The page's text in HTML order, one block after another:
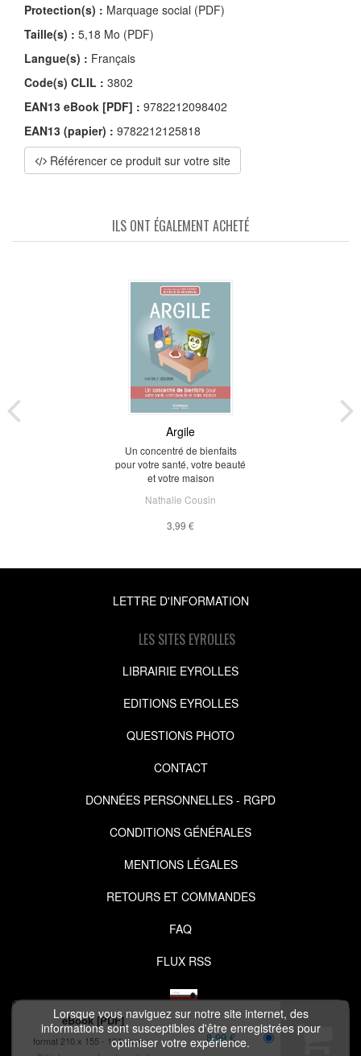
Lorsque vous naviguez sur notre site internet, des
informations sont susceptibles d'être enregistrées pour
optimiser votre expérience.
eBook [PDF]
format 210 x 155
164 pages
8,99 €
Protection(s) : Marquage social (PDF)
Taille(s) : 5,18 Mo (PDF)
Langue(s) : Français
Code(s) CLIL : 3802
EAN13 eBook [PDF] : 9782212098402
EAN13 (papier) : 9782212125818
Référencer ce produit sur votre site
ILS ONT ÉGALEMENT ACHETÉ
Argile
Un concentré de bienfaits
pour votre santé, votre beauté
et votre maison
Nathalie Cousin
3,99 €
LETTRE D'INFORMATION
LES SITES EYROLLES
LIBRAIRIE EYROLLES
EDITIONS EYROLLES
QUESTIONS PHOTO
CONTACT
DONNÉES PERSONNELLES - RGPD
CONDITIONS GÉNÉRALES
MENTIONS LÉGALES
RETOURS ET COMMANDES
FAQ
FLUX RSS